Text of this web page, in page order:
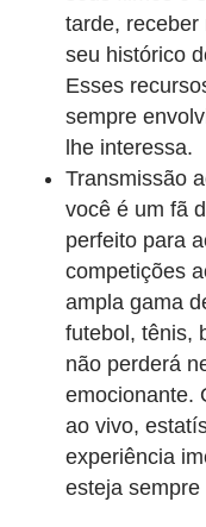
tarde, receber
seu histórico
Esses
sempre
lhe interessa.
Transmissão
você é um fã
perfeito para
competições
ampla gama
futebol, tênis,
não perderá
emocionante.
ao vivo,
experiência
esteja